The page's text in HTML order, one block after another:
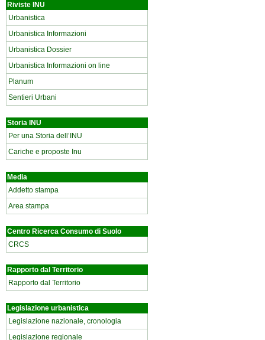
Riviste INU
Urbanistica
Urbanistica Informazioni
Urbanistica Dossier
Urbanistica Informazioni on line
Planum
Sentieri Urbani
Storia INU
Per una Storia dell’INU
Cariche e proposte Inu
Media
Addetto stampa
Area stampa
Centro Ricerca Consumo di Suolo
CRCS
Rapporto dal Territorio
Rapporto dal Territorio
Legislazione urbanistica
Legislazione nazionale, cronologia
Legislazione regionale